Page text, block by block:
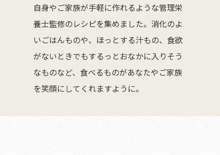
自身やご家族が手軽に作れるような管理栄
養士監修のレシピを集めました。消化のよ
いごはんものや、ほっとする汁もの、食欲
がないときでもするっとおなかに入りそう
なものなど、食べるものがあなたやご家族
を笑顔にしてくれますように。